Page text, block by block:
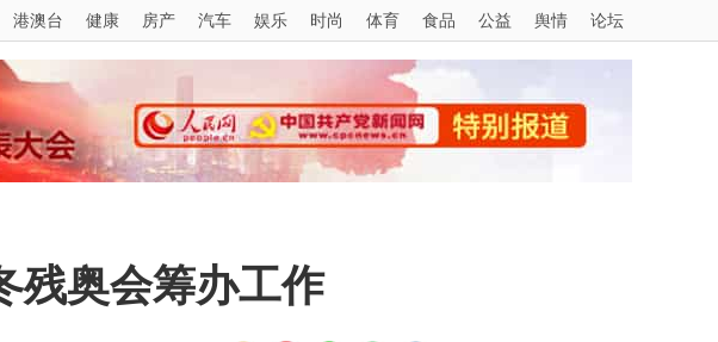
港澳台 健康 房产 汽车 娱乐 时尚 体育 食品 公益 舆情 论坛
残奥会筹办工作